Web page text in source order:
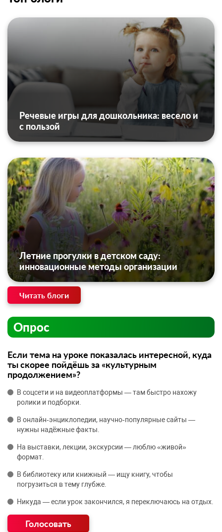
Речевые игры для дошкольника: весело и
с пользой
Летние прогулки в детском саду:
инновационные методы организации
Читать блоги
Опрос
Если тема на уроке показалась интересной, куда
ты скорее пойдёшь за «культурным
продолжением»?
В соцсети и на видеоплатформы — там быстро нахожу
ролики и подборки.
В онлайн‑энциклопедии, научно‑популярные сайты —
нужны надёжные факты.
На выставки, лекции, экскурсии — люблю «живой»
формат.
В библиотеку или книжный — ищу книгу, чтобы
погрузиться в тему глубже.
Никуда — если урок закончился, я переключаюсь на отдых.